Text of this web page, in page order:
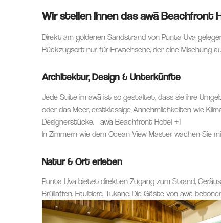
Wir stellen Ihnen das awā Beachfront
Direkt am goldenen Sandstrand von Punta Uva
Rückzugsort nur für Erwachsene, der eine Mischung
Architektur, Design & Unterkünfte
Jede Suite im awā ist so gestaltet, dass sie ihre
oder das Meer, erstklassige Annehmlichkeiten wie
Designerstücke.
awā Beachfront Hotel +1
In Zimmern wie dem Ocean View Master wachen Sie
Natur & Ort erleben
Punta Uva bietet direkten Zugang zum Strand,
Brüllaffen, Faultiere, Tukane. Die Gäste von awā